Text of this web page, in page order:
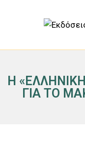
Η
ΓΙΑ ΤΟ